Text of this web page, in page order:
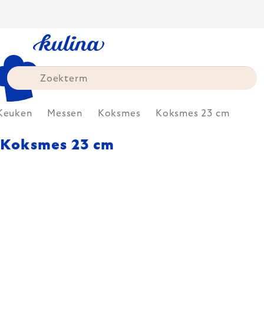
Messen Koksmes Koksmes 23 cm
Koksmes 23 cm